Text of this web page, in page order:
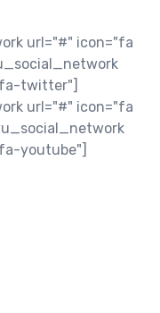
url="#" icon="fa
twitter"]
url="#" icon="fa
youtube"]